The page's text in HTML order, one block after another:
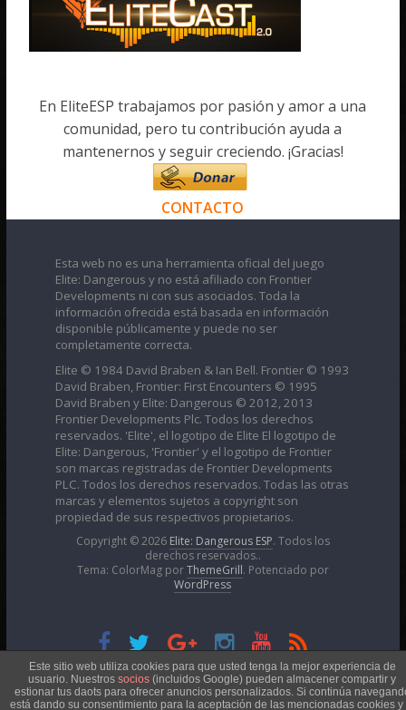
En EliteESP trabajamos por pasión y amor a una
comunidad, pero tu contribución ayuda a
mantenernos y seguir creciendo. ¡Gracias!
CONTACTO
Esta web no es una herramienta oficial del juego
Elite: Dangerous y no está afiliado con Frontier
Developments ni con sus asociados. Toda la
información ofrecida está basada en información
disponible públicamente y puede no ser
completamente correcta.
Elite © 1984 David Braben & Ian Bell. Frontier © 1993
David Braben, Frontier: First Encounters © 1995
David Braben y Elite: Dangerous © 2012, 2013
Frontier Developments Plc. Todos los derechos
reservados. 'Elite', el logotipo de Elite El logotipo de
Elite: Dangerous, 'Frontier' y el logotipo de Frontier
son marcas registradas de Frontier Developments
PLC. Todos los derechos reservados. Todas las otras
marcas y elementos sujetos a copyright son
propiedad de sus respectivos propietarios.
Copyright © 2026 Elite: Dangerous ESP . Todos los
derechos reservados..
Tema: ColorMag porThemeGrill . Potenciado por
WordPress
Esta obra está bajo unaLicencia Creative Commons
Este sitio web utiliza cookies para que usted tenga la mejor experiencia de
usuario. Nuestros socios (incluidos Google) pueden almacener compartir y
estionar tus daots para ofrecer anuncios personalizados. Si continúa
está dando su consentimiento para la aceptación de las mencionadas cookies y